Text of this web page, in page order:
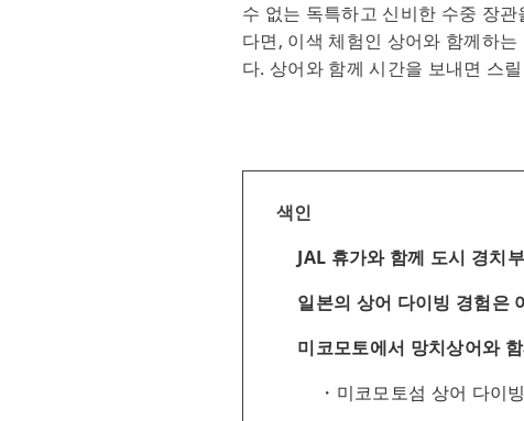
수 없는 독특하고 신비한 수중 장
다면, 이색 체험인 상어와 함께하
다. 상어와 함께 시간을 보내면 스
색인
JAL 휴가와 함께 도시 경치
일본의 상어 다이빙 경험은
미코모토에서 망치상어와
미코모토섬 상어 다이